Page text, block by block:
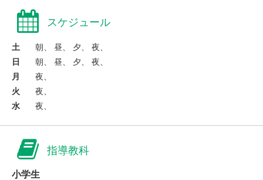
スケジュール
土
朝、 昼、 夕、 夜、
日
朝、 昼、 夕、 夜、
月
夜、
火
夜、
水
夜、
指導教科
小学生